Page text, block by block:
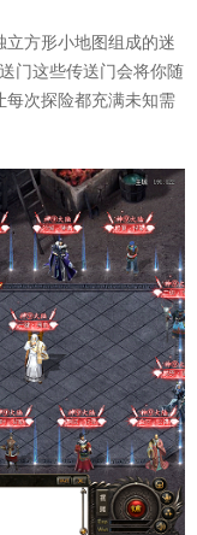
立方形小地图组成的迷
门这些传送门会将你随
每次探险都充满未知需